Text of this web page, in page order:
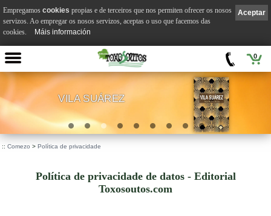
0
VILA SUÁREZ
:: Comezo > Política de privacidade
Política de privacidade de datos - Editorial
Toxosoutos.com
Aceptar
Empregamos cookies propias e de terceiros que nos permiten ofrecer os nosos
servizos. Ao empregar os nosos servizos, aceptas o uso que facemos das
cookies.
Máis información